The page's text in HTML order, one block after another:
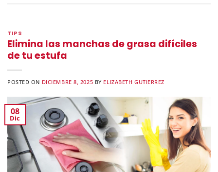
TIPS
Elimina las manchas de grasa difíciles
de tu estufa
POSTED ON DICIEMBRE 8, 2025 BY ELIZABETH GUTIERREZ
08
Dic